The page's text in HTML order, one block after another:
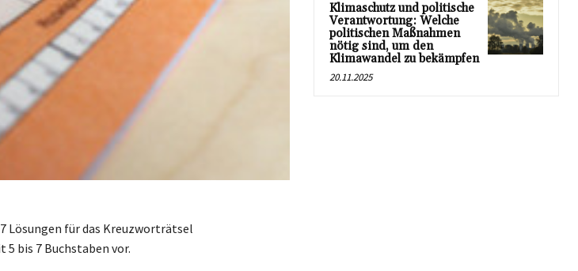
Lösungen für das Kreuzworträtsel
5 bis 7 Buchstaben vor.
Klimaschutz und politische
Verantwortung: Welche
politischen Maßnahmen
nötig sind, um den
Klimawandel zu bekämpfen
20.11.2025